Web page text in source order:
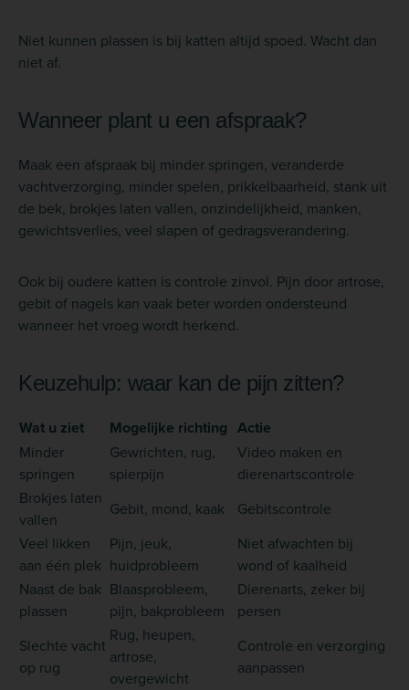
Niet kunnen plassen is bij katten altijd spoed. Wacht dan
niet af.
Wanneer plant u een afspraak?
Maak een afspraak bij minder springen, veranderde
vachtverzorging, minder spelen, prikkelbaarheid, stank uit
de bek, brokjes laten vallen, onzindelijkheid, manken,
gewichtsverlies, veel slapen of gedragsverandering.
Ook bij oudere katten is controle zinvol. Pijn door artrose,
gebit of nagels kan vaak beter worden ondersteund
wanneer het vroeg wordt herkend.
Keuzehulp: waar kan de pijn zitten?
Wat u ziet Mogelijke richting Actie
Minder
springen
Gewrichten, rug,
spierpijn
Video maken en
dierenartscontrole
Brokjes laten
vallen
Gebit, mond, kaak
Gebitscontrole
Veel likken
aan één plek
Pijn, jeuk,
huidprobleem
Niet afwachten bij
wond of kaalheid
Naast de bak
plassen
Blaasprobleem,
pijn, bakprobleem
Dierenarts, zeker bij
persen
Slechte vacht
op rug
Rug, heupen,
artrose,
overgewicht
Controle en verzorging
aanpassen